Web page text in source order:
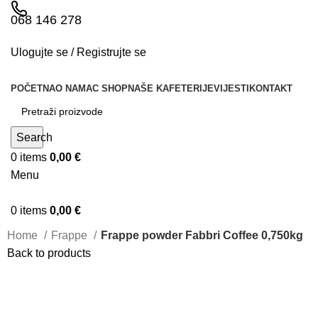
068 146 278
Ulogujte se / Registrujte se
POČETNAO NAMAC SHOPNAŠE KAFETERIJEVIJESTI KONTAKT
Search
0 items 0,00 €
Menu
0 items 0,00 €
Home Frappe
Frappe powder Fabbri Coffee 0,750kg
Back to products